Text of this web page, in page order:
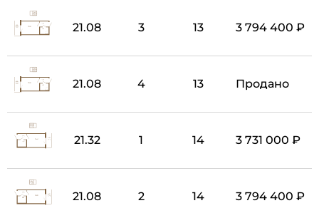
21.08 3 13 3 794 400 ₽
21.08 4 13 Продано
21.32 1 14 3 731 000 ₽
21.08 2 14 3 794 400 ₽